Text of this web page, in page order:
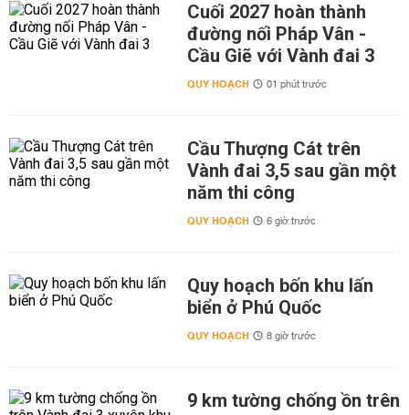
Cuối 2027 hoàn thành
đường nối Pháp Vân -
Cầu Giẽ với Vành đai 3
QUY HOẠCH 01 phút trước
Cầu Thượng Cát trên
Vành đai 3,5 sau gần một
năm thi công
QUY HOẠCH 6 giờ trước
Quy hoạch bốn khu lấn
biển ở Phú Quốc
QUY HOẠCH 8 giờ trước
9 km tường chống ồn trên